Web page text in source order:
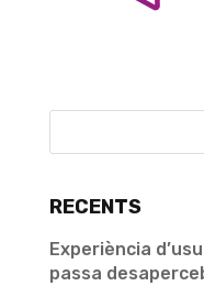
RECENTS
Experiència
passa